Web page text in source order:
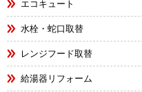
エコキュート
水栓・蛇口取替
レンジフード取替
給湯器リフォーム